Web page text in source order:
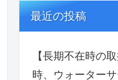
最近の投稿
【長期不在時の
時、ウォーター